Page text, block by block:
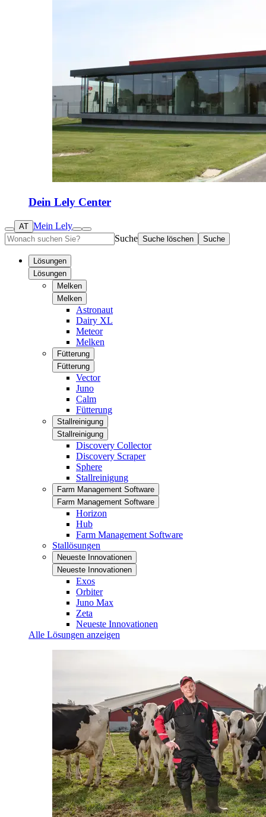
Dein Lely Center
AT Mein Lely
Suche Suche löschen Suche
Lösungen
Lösungen
Melken
Melken
Astronaut
Dairy XL
Meteor
Melken
Fütterung
Fütterung
Vector
Juno
Calm
Fütterung
Stallreinigung
Stallreinigung
Discovery Collector
Discovery Scraper
Sphere
Stallreinigung
Farm Management Software
Farm Management Software
Horizon
Hub
Farm Management Software
Stallösungen
Neueste Innovationen
Neueste Innovationen
Exos
Orbiter
Juno Max
Zeta
Neueste Innovationen
Alle Lösungen anzeigen